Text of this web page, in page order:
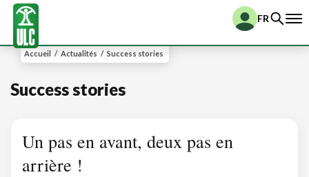
FR
Accueil / Actualités / Success stories
Success stories
Un pas en avant, deux pas en
arrière !